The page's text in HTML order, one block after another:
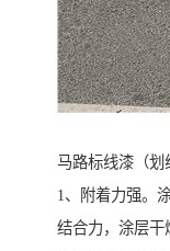
马路标线漆（划
1、附着力强。
结合力，涂层干